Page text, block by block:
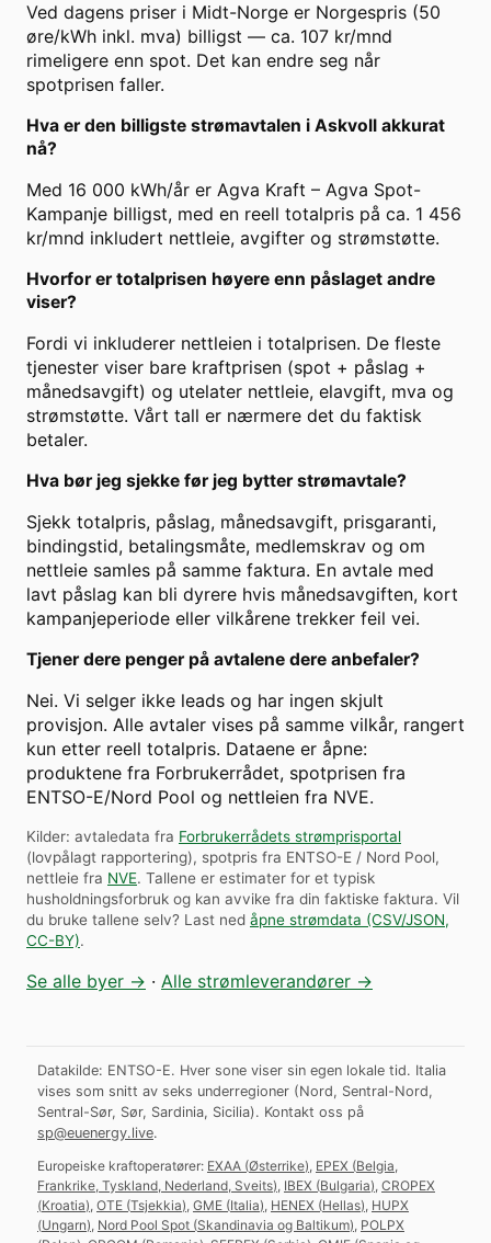
Ved dagens priser i Midt-Norge er Norgespris (50
øre/kWh inkl. mva) billigst — ca. 107 kr/mnd
rimeligere enn spot. Det kan endre seg når
spotprisen faller.
Hva er den billigste strømavtalen i Askvoll akkurat
nå?
Med 16 000 kWh/år er Agva Kraft – Agva Spot-
Kampanje billigst, med en reell totalpris på ca. 1 456
kr/mnd inkludert nettleie, avgifter og strømstøtte.
Hvorfor er totalprisen høyere enn påslaget andre
viser?
Fordi vi inkluderer nettleien i totalprisen. De fleste
tjenester viser bare kraftprisen (spot + påslag +
månedsavgift) og utelater nettleie, elavgift, mva og
strømstøtte. Vårt tall er nærmere det du faktisk
betaler.
Hva bør jeg sjekke før jeg bytter strømavtale?
Sjekk totalpris, påslag, månedsavgift, prisgaranti,
bindingstid, betalingsmåte, medlemskrav og om
nettleie samles på samme faktura. En avtale med
lavt påslag kan bli dyrere hvis månedsavgiften, kort
kampanjeperiode eller vilkårene trekker feil vei.
Tjener dere penger på avtalene dere anbefaler?
Nei. Vi selger ikke leads og har ingen skjult
provisjon. Alle avtaler vises på samme vilkår, rangert
kun etter reell totalpris. Dataene er åpne:
produktene fra Forbrukerrådet, spotprisen fra
ENTSO-E/Nord Pool og nettleien fra NVE.
Kilder: avtaledata fra Forbrukerrådets strømprisportal
(lovpålagt rapportering), spotpris fra ENTSO-E / Nord Pool,
nettleie fra NVE. Tallene er estimater for et typisk
husholdningsforbruk og kan avvike fra din faktiske faktura. Vil
du bruke tallene selv? Last ned åpne strømdata (CSV/JSON,
CC-BY).
Se alle byer → · Alle strømleverandører →
Datakilde: ENTSO-E. Hver sone viser sin egen lokale tid. Italia
vises som snitt av seks underregioner (Nord, Sentral-Nord,
Sentral-Sør, Sør, Sardinia, Sicilia). Kontakt oss på
sp@euenergy.live.
Europeiske kraftoperatører: EXAA (Østerrike), EPEX (Belgia,
Frankrike, Tyskland, Nederland, Sveits), IBEX (Bulgaria), CROPEX
(Kroatia), OTE (Tsjekkia), GME (Italia), HENEX (Hellas), HUPX
(Ungarn), Nord Pool Spot (Skandinavia og Baltikum), POLPX